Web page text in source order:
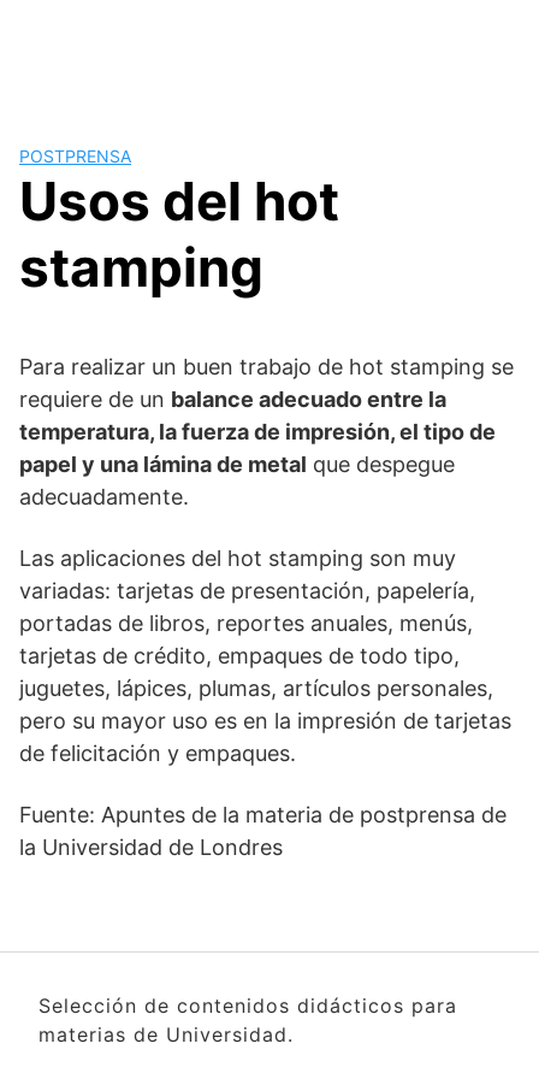
POSTPRENSA
Usos del hot
stamping
Para realizar un buen trabajo de hot stamping se
requiere de un balance adecuado entre la
temperatura, la fuerza de impresión, el tipo de
papel y una lámina de metal que despegue
adecuadamente.
Las aplicaciones del hot stamping son muy
variadas: tarjetas de presentación, papelería,
portadas de libros, reportes anuales, menús,
tarjetas de crédito, empaques de todo tipo,
juguetes, lápices, plumas, artículos personales,
pero su mayor uso es en la impresión de tarjetas
de felicitación y empaques.
Fuente: Apuntes de la materia de postprensa de
la Universidad de Londres
Selección de contenidos didácticos para
materias de Universidad.